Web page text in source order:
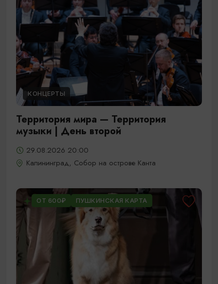
КОНЦЕРТЫ
Территория мира — Территория
музыки | День второй
29.08.2026 20:00
Калининград, Собор на острове Канта
ОТ 600₽ ПУШКИНСКАЯ КАРТА